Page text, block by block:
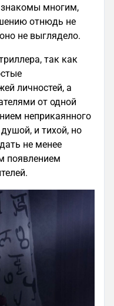
многим,
отнюдь не
не выглядело.
так как
личностей, а
от одной
неприкаянного
и тихой, но
не менее
появлением